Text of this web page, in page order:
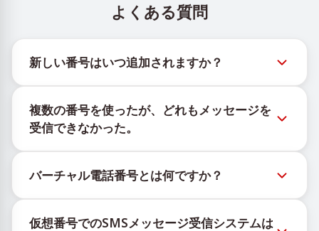
よくある質問
新しい番号はいつ追加されますか？
@TigerSMSofficial_bot で確認できます。このチャン
ネルは最新の番号在庫にアクセスできるよう、タイム
リーな更新を提供します。
複数の番号を使ったが、どれもメッセージを
受信できなかった。
ことはできません。サービスのアルゴリズムにより、
一時的な番号へのメッセージ配信がさまざまな理由で
バーチャル電話番号とは何ですか？
で、物理的なSIMカードやデバイスに紐づかず、固定
仮想番号でのSMSメッセージ受信システムは